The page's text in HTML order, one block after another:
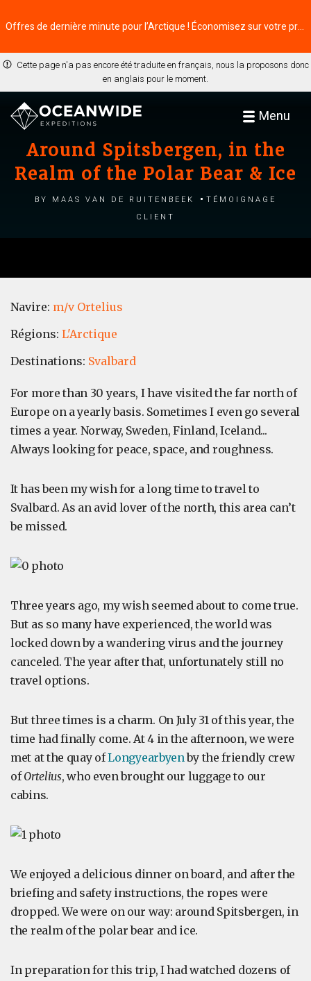
Cette page n'a pas encore été traduite en français, nous la proposons donc
en anglais pour le moment.
Menu
Around Spitsbergen, in the
Realm of the Polar Bear & Ice
by Maas van de Ruitenbeek
Témoignage
client
Navire: m/v Ortelius
Régions: L'Arctique
Destinations: Svalbard
For more than 30 years, I have visited the far north of
Europe on a yearly basis. Sometimes I even go several
times a year. Norway, Sweden, Finland, Iceland...
Always looking for peace, space, and roughness.
It has been my wish for a long time to travel to
Svalbard. As an avid lover of the north, this area can’t
be missed.
Three years ago, my wish seemed about to come true.
But as so many have experienced, the world was
locked down by a wandering virus and the journey
canceled. The year after that, unfortunately still no
travel options.
But three times is a charm. On July 31 of this year, the
time had finally come. At 4 in the afternoon, we were
met at the quay ofLongyearbyenby the friendly crew
ofOrtelius, who even brought our luggage to our
cabins.
We enjoyed a delicious dinner on board, and after the
briefing and safety instructions, the ropes were
dropped. We were on our way: around Spitsbergen, in
the realm of the polar bear and ice.
In preparation for this trip, I had watched dozens of